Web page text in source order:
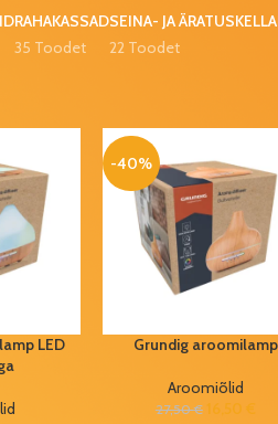
RAHAKASSAD
35 Toodet
SEINA- JA
22 Toodet
LED
-40%
Grundig aroomilamp
Aroomiõlid
27,50€ 16,50 €